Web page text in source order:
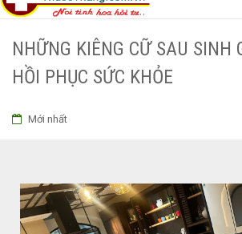
NHỮNG KIÊNG CỮ SAU SINH
HỒI PHỤC SỨC KHỎE
Mới nhất